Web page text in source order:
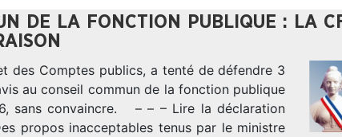
DE LA FONCTION PUBLIQUE : LA
des Comptes publics, a tenté de défendre 3
au conseil commun de la fonction publique
sans convaincre. – – – Lire la déclaration
propos inacceptables tenus par le ministre